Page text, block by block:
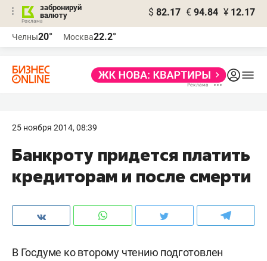
забронируй
валюту
$ 82.17 € 94.84 ¥ 12.17
Челны20° Москва22.2°
25 ноября 2014, 08:39
Банкроту придется платить
кредиторам и после смерти
В Госдуме ко второму чтению подготовлен